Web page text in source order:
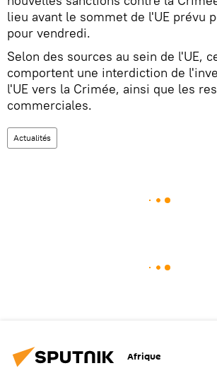
lieu avant le sommet de l'UE prévu
pour vendredi.
Selon des sources au sein de l'UE,
comportent une interdiction de
l'UE vers la Crimée, ainsi que les
commerciales.
Actualités
Afrique